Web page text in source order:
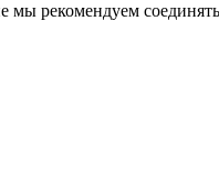
мы рекомендуем